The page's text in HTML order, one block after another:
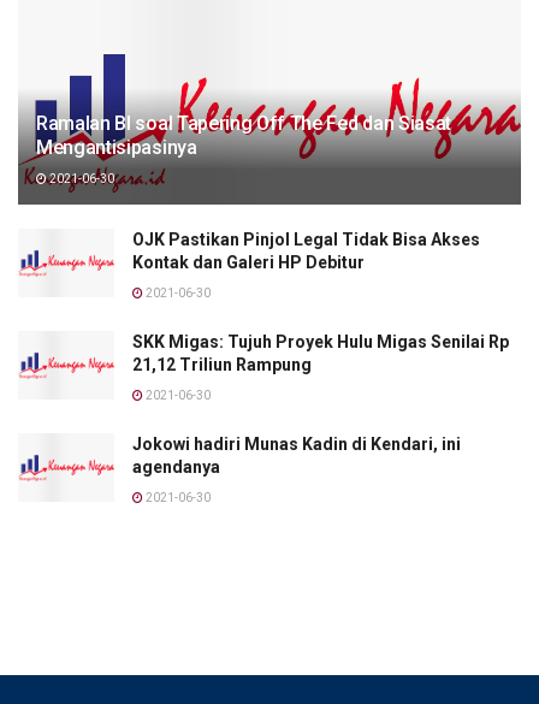
Ramalan BI soal Tapering Off The Fed dan Siasat
Mengantisipasinya
2021-06-30
OJK Pastikan Pinjol Legal Tidak Bisa Akses
Kontak dan Galeri HP Debitur
2021-06-30
SKK Migas: Tujuh Proyek Hulu Migas Senilai Rp
21,12 Triliun Rampung
2021-06-30
Jokowi hadiri Munas Kadin di Kendari, ini
agendanya
2021-06-30